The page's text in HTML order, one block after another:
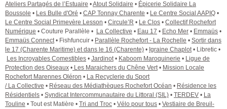
Ateliers Partagés de l’Estuaire •Atout Solidaire • Épicerie Solidaire La
Boussole • Les Bulle d'Oré • CAP Tonnay Charente • Le Centre Social AAPIQ •
Le Centre Social Primevère Lesson • Circule’R • Le Clos • Collectif Rochefort
Numérique • Couture Parallèle • La Collective • Eau 17 • Echo Mer • Emmaüs •
Emmaüs Connect• Fishfuncuir • Parallèle Rochefort - La Rochelle • Sortir dans
le 17 (Charente Maritime) et dans le 16 (Charente) • Igraine Chaplot• Libretic •
Les Incroyables Comestibles • Jardinot• Kaboom Maroquinerie • Ligue de
Protection des Oiseaux • Les Maraichers du Chêne Vert• Mission Locale
Rochefort Marennes Oléron • La Recyclerie du Sport
/ La Collective • Réseau des Médiathèques Rochefort Océan • Résidence les
Résidentiels • Syndicat Intercommunautaire du Littoral (SIL) • TERDEV • La
Touline • Tout est Matière • Tri and Troc • Vélo pour tous • Vestiaire de Breuil-